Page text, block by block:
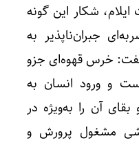
شکار این گونه
جبران‌ناپذیر به
خرس قهوه‌ای جزو
و ورود انسان به
آن را به‌ویژه در
مشغول پرورش و